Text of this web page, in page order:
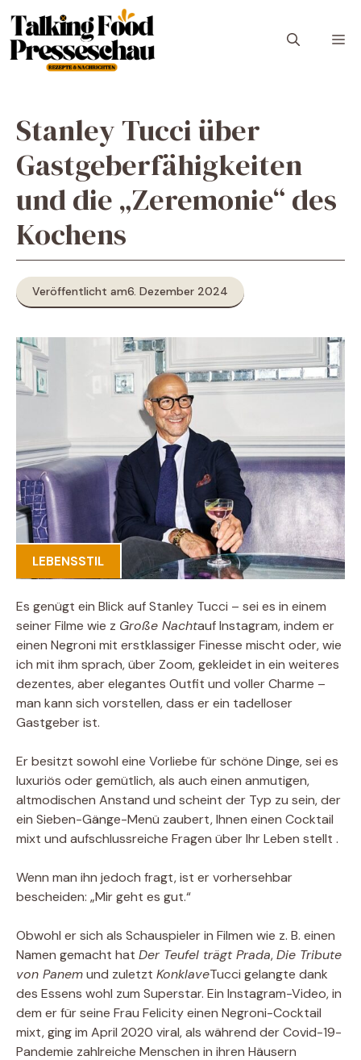
Inhalt
springen
Stanley Tucci über
Gastgeberfähigkeiten
und die „Zeremonie“ des
Kochens
Veröffentlicht am6. Dezember 2024
LEBENSSTIL
Es genügt ein Blick auf Stanley Tucci – sei es in einem
seiner Filme wie z Große Nachtauf Instagram, indem er
einen Negroni mit erstklassiger Finesse mischt oder, wie
ich mit ihm sprach, über Zoom, gekleidet in ein weiteres
dezentes, aber elegantes Outfit und voller Charme –
man kann sich vorstellen, dass er ein tadelloser
Gastgeber ist.
Er besitzt sowohl eine Vorliebe für schöne Dinge, sei es
luxuriös oder gemütlich, als auch einen anmutigen,
altmodischen Anstand und scheint der Typ zu sein, der
ein Sieben-Gänge-Menü zaubert, Ihnen einen Cocktail
mixt und aufschlussreiche Fragen über Ihr Leben stellt .
Wenn man ihn jedoch fragt, ist er vorhersehbar
bescheiden: „Mir geht es gut.“
Obwohl er sich als Schauspieler in Filmen wie z. B. einen
Namen gemacht hat Der Teufel trägt Prada,Die Tribute
von Panemund zuletzt KonklaveTucci gelangte dank
des Essens wohl zum Superstar. Ein Instagram-Video, in
dem er für seine Frau Felicity einen Negroni-Cocktail
mixt, ging im April 2020 viral, als während der Covid-19-
Pandemie zahlreiche Menschen in ihren Häusern